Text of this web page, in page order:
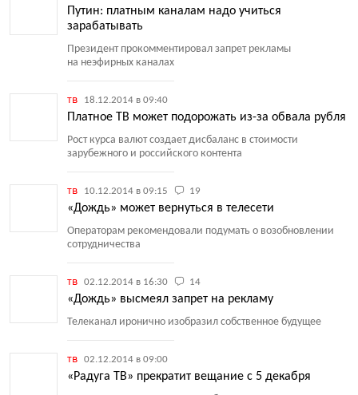
Путин: платным каналам надо учиться
зарабатывать
Президент прокомментировал запрет рекламы
на неэфирных каналах
тв 18.12.2014 в 09:40
Платное ТВ может подорожать из-за обвала рубля
Рост курса валют создает дисбаланс в стоимости
зарубежного и российского контента
тв 10.12.2014 в 09:15 19
«Дождь» может вернуться в телесети
Операторам рекомендовали подумать о возобновлении
сотрудничества
тв 02.12.2014 в 16:30 14
«Дождь» высмеял запрет на рекламу
Телеканал иронично изобразил собственное будущее
тв 02.12.2014 в 09:00
«Радуга ТВ» прекратит вещание с 5 декабря